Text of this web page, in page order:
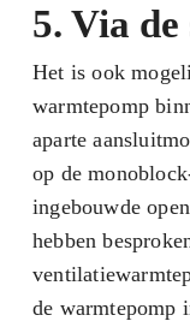
5. Via
Het is ook
warmtepomp
aparte
op de
ingebouwde
hebben
de warmtepomp